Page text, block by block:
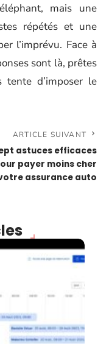
mais une
répétés et une
l’imprévu. Face à
sont là, prêtes
d’imposer le
ARTICLE SUIVANT
astuces efficaces
payer moins cher
assurance auto